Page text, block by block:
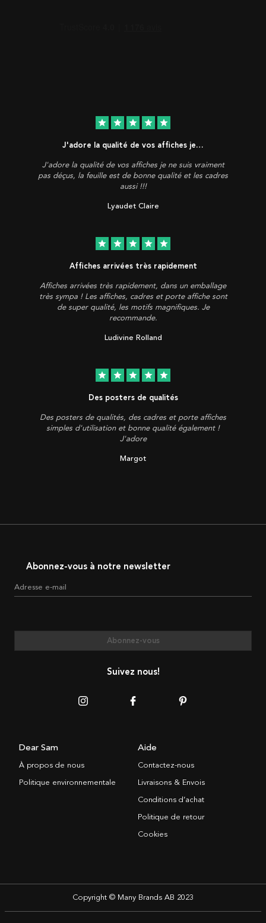
star star star star star
J'adore la qualité de vos affiches je…
J'adore la qualité de vos affiches je ne suis vraiment
pas déçus, la feuille est de bonne qualité et les cadres
aussi !!!
Lyaudet Claire
star star star star star
Affiches arrivées très rapidement
Affiches arrivées très rapidement, dans un emballage
très sympa ! Les affiches, cadres et porte affiche sont
de super qualité, les motifs magnifiques. Je
recommande.
Ludivine Rolland
star star star star star
Des posters de qualités
Des posters de qualités, des cadres et porte affiches
simples d'utilisation et bonne qualité également !
J'adore
Margot
Abonnez-vous à notre newsletter
Adresse e-mail
Abonnez-vous
Suivez nous!
Dear Sam
À propos de nous
Politique environnementale
Aide
Contactez-nous
Livraisons & Envois
Conditions d’achat
Politique de retour
Cookies
Copyright © Many Brands AB 2023